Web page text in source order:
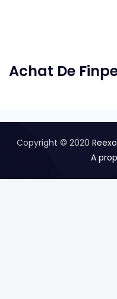
Achat De
Copyright © 2020
A